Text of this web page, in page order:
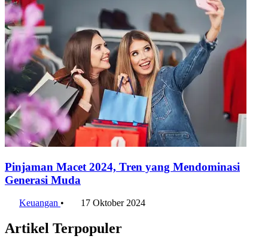
Pinjaman Macet 2024, Tren yang Mendominasi
Generasi Muda
Keuangan • 17 Oktober 2024
Artikel Terpopuler